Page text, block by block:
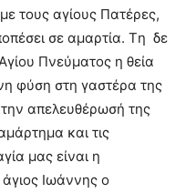
τους αγίους Πατέρες,
σε αμαρτία. Tη δε
Πνεύματος η θεία
φύση στη γαστέρα της
απελευθέρωσή της
και τις
μας είναι η
Ιωάννης ο